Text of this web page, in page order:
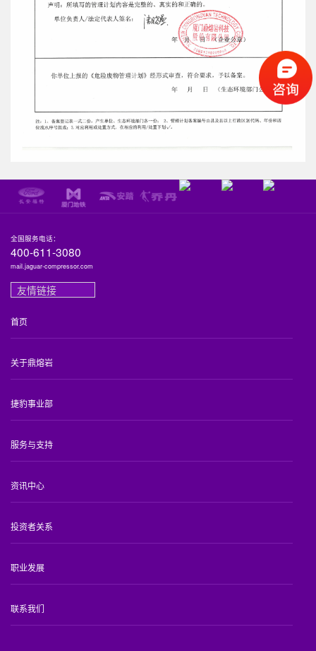
全国服务电话：
400-611-3080
mail.jaguar-compressor.com
友情链接
首页
关于鼎熔岩
捷豹事业部
服务与支持
资讯中心
投资者关系
职业发展
联系我们